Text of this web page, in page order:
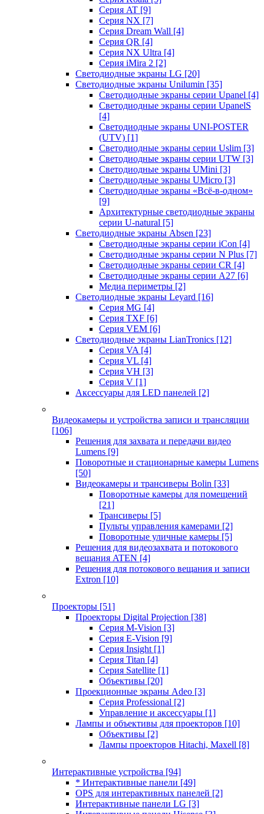
Серия AT [9]
Серия NX [7]
Серия Dream Wall [4]
Серия QR [4]
Серия NX Ultra [4]
Серия iMira 2 [2]
Светодиодные экраны LG [20]
Светодиодные экраны Unilumin [35]
Светодиодные экраны серии Upanel [4]
Светодиодные экраны серии UpanelS
[4]
Светодиодные экраны UNI-POSTER
(UTV) [1]
Светодиодные экраны серии Uslim [3]
Светодиодные экраны серии UTW [3]
Светодиодные экраны UMini [3]
Светодиодные экраны UMicro [3]
Светодиодные экраны «Всё-в-одном»
[9]
Архитектурные светодиодные экраны
серии U-natural [5]
Светодиодные экраны Absen [23]
Светодиодные экраны серии iCon [4]
Светодиодные экраны серии N Plus [7]
Светодиодные экраны серии CR [4]
Светодиодные экраны серии А27 [6]
Медиа периметры [2]
Светодиодные экраны Leyard [16]
Серия MG [4]
Серия TXF [6]
Серия VEM [6]
Светодиодные экраны LianTronics [12]
Серия VA [4]
Серия VL [4]
Серия VH [3]
Серия V [1]
Аксессуары для LED панелей [2]
Видеокамеры и устройства записи и трансляции
[106]
Решения для захвата и передачи видео
Lumens [9]
Поворотные и стационарные камеры Lumens
[50]
Видеокамеры и трансиверы Bolin [33]
Поворотные камеры для помещений
[21]
Трансиверы [5]
Пульты управления камерами [2]
Поворотные уличные камеры [5]
Решения для видеозахвата и потокового
вещания ATEN [4]
Решения для потокового вещания и записи
Extron [10]
Проекторы [51]
Проекторы Digital Projection [38]
Серия M-Vision [3]
Серия E-Vision [9]
Серия Insight [1]
Серия Titan [4]
Серия Satellite [1]
Объективы [20]
Проекционные экраны Adeo [3]
Серия Professional [2]
Управление и аксессуары [1]
Лампы и объективы для проекторов [10]
Объективы [2]
Лампы проекторов Hitachi, Maxell [8]
Интерактивные устройства [94]
* Интерактивные панели [49]
OPS для интерактивных панелей [2]
Интерактивные панели LG [3]